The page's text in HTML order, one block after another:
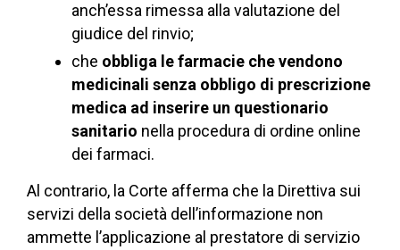
anch’essa rimessa alla valutazione del
giudice del rinvio;
che obbliga le farmacie che vendono
medicinali senza obbligo di prescrizione
medica ad inserire un questionario
sanitario nella procedura di ordine online
dei farmaci.
Al contrario, la Corte afferma che la Direttiva sui
servizi della società dell’informazione non
ammette l’applicazione al prestatore di servizio